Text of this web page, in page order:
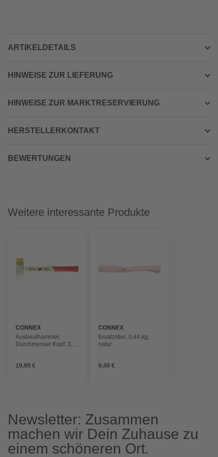
ARTIKELDETAILS
HINWEISE ZUR LIEFERUNG
HINWEISE ZUR MARKTRESERVIERUNG
HERSTELLERKONTAKT
BEWERTUNGEN
Weitere interessante Produkte
CONNEX
Ausbeulhammer,
Durchmesser Kopf: 3,5
19,99 €
CONNEX
Ersatzstiel, 0,44 kg,
natur
9,49 €
Newsletter: Zusammen
machen wir Dein Zuhause zu
einem schöneren Ort.